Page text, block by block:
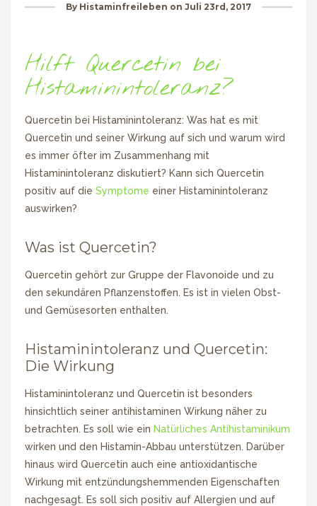
By Histaminfreileben on Juli 23rd, 2017
Hilft Quercetin bei
Histaminintoleranz?
Quercetin bei Histaminintoleranz: Was hat es mit
Quercetin und seiner Wirkung auf sich und warum wird
es immer öfter im Zusammenhang mit
Histaminintoleranz diskutiert? Kann sich Quercetin
positiv auf die Symptome einer Histaminintoleranz
auswirken?
Was ist Quercetin?
Quercetin gehört zur Gruppe der Flavonoide und zu
den sekundären Pflanzenstoffen. Es ist in vielen Obst-
und Gemüsesorten enthalten.
Histaminintoleranz und Quercetin:
Die Wirkung
Histaminintoleranz und Quercetin ist besonders
hinsichtlich seiner antihistaminen Wirkung näher zu
betrachten. Es soll wie ein Natürliches Antihistaminikum
wirken und den Histamin-Abbau unterstützen. Darüber
hinaus wird Quercetin auch eine antioxidantische
Wirkung mit entzündungshemmenden Eigenschaften
nachgesagt. Es soll sich positiv auf Allergien und auf